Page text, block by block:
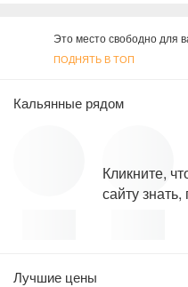
Это место свободно для
ПОДНЯТЬ В ТОП
Кальянные рядом
Кликните,
сайту
Лучшие цены